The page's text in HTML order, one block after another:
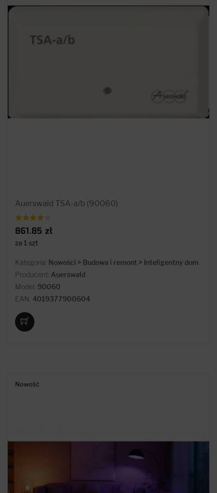
Auerswald TSA-a/b (90060)
861.85 zł
za 1 szt
Kategoria: Nowości > Budowa i remont > Inteligentny dom
Producent: Auerswald
Model: 90060
EAN: 4019377900604
Nowość